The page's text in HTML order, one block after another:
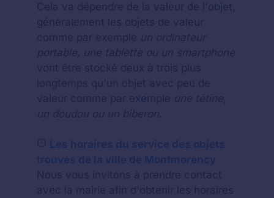
Cela va dépendre de la valeur de l'objet,
généralement les objets de valeur
comme par exemple un ordinateur
portable, une tablette ou un smartphone
vont être stocké deux à trois plus
longtemps qu'un objet avec peu de
valeur comme par exemple une tétine,
un doudou ou un biberon.
Les horaires du service des objets
trouvés de la ville de Montmorency
Nous vous invitons à prendre contact
avec la mairie afin d'obtenir les horaires